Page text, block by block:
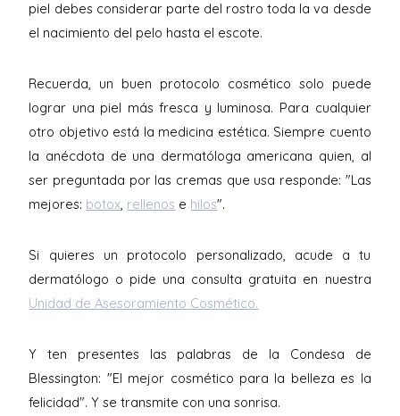
piel debes considerar parte del rostro toda la va desde
el nacimiento del pelo hasta el escote.
Recuerda, un buen protocolo cosmético solo puede
lograr una piel más fresca y luminosa. Para cualquier
otro objetivo está la medicina estética. Siempre cuento
la anécdota de una dermatóloga americana quien, al
ser preguntada por las cremas que usa responde: "Las
mejores: botox rellenos e hilos".
Si quieres un protocolo personalizado, acude a tu
dermatólogo o pide una consulta gratuita en nuestra
Unidad de Asesoramiento Cosmético.
Y ten presentes las palabras de la Condesa de
Blessington: "El mejor cosmético para la belleza es la
felicidad". Y se transmite con una sonrisa.